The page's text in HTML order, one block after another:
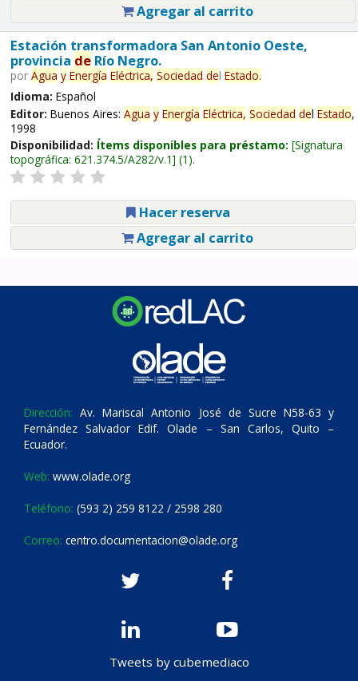
Agregar al carrito
Estación transformadora San Antonio Oeste,
provincia deRío Negro.
por Agua y Energía Eléctrica, Sociedad del Estado.
Idioma: Español
Editor: Buenos Aires: Agua y Energía Eléctrica, Sociedad del Estado,
1998
Disponibilidad: Ítems disponibles para préstamo: Signatura
topográfica: 621.374.5/A282/v.1 (1).
Hacer reserva
Agregar al carrito
Dirección: Av. Mariscal Antonio José de Sucre N58-63 y
Fernández Salvador Edif. Olade – San Carlos, Quito –
Ecuador.
Web: www.olade.org
Teléfono: (593 2) 259 8122 / 2598 280
Correo: centro.documentacion@olade.org
Tweets by cubemediaco